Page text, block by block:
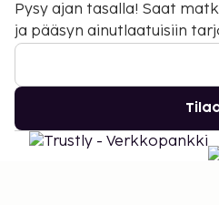
Pysy ajan tasalla! Saat
ja pääsyn ainutlaatuisiin
Tilaa